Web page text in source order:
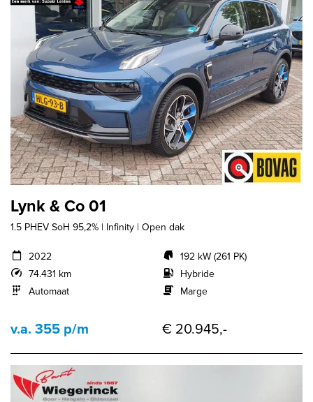
Lynk & Co 01
1.5 PHEV SoH 95,2% | Infinity | Open dak
2022
74.431 km
Automaat
192 kW (261 PK)
Hybride
Marge
v.a. 355 p/m € 20.945,-